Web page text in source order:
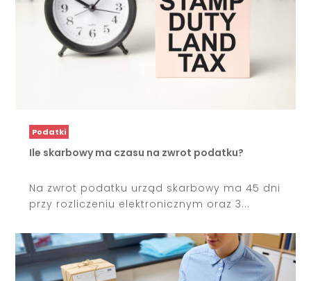
Podatki
Ile skarbowy ma czasu na zwrot podatku?
Na zwrot podatku urząd skarbowy ma 45 dni
przy rozliczeniu elektronicznym oraz 3...